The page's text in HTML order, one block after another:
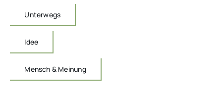
Unterwegs
Idee
Mensch & Meinung